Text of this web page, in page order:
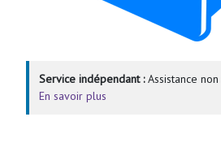
Service indépendant :Assistance
En savoir plus